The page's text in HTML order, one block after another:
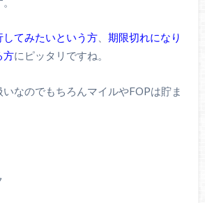
てみたいという方、 期限切れになり
方にピッタリですね。
なのでもちろんマイルやFOPは貯ま